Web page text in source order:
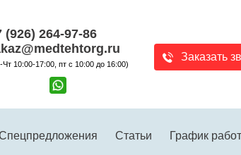
(926) 264-97-86
10:00-17:00, пт с 10:00 до 16:00)
Заказать
Статьи График